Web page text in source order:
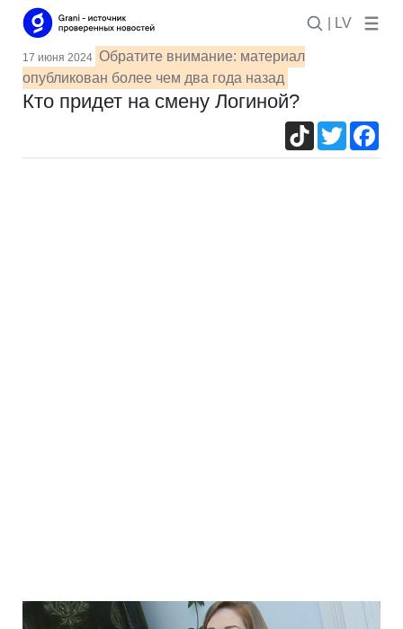
| LV
17 июня 2024 Обратите внимание: материал
опубликован более чем два года назад
Кто придет на смену Логиной?
TikTokTwitter